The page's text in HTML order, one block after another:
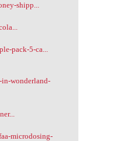
shipp...
pack-5-ca...
wonderland-
microdosing-